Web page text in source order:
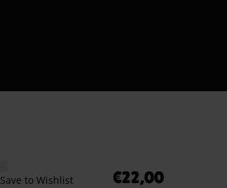
Save to Wishlist €22,00